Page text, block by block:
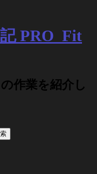
PRO_Fit
作業を紹介し